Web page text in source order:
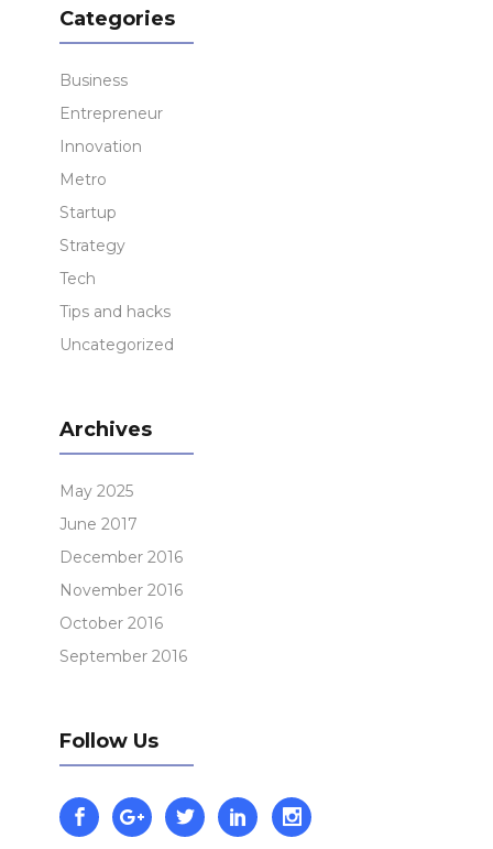
Categories
Business
Entrepreneur
Innovation
Metro
Startup
Strategy
Tech
Tips and hacks
Uncategorized
Archives
May 2025
June 2017
December 2016
November 2016
October 2016
September 2016
Follow Us